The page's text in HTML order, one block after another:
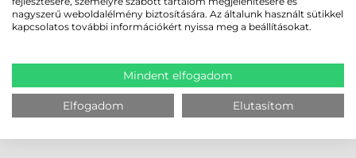
árkülönbség lehetővé teszi azoknak a vállalkozásoknak vagy
felhasználóknak, akiknek nincs szükségük vezeték nélküli kapcsolatra,
hogy költséghatékonyan szerezzenek be egy olyan eszközt, amely még
MEGBÍZHAT BENNÜNK! ISMERJE MEG
VÁSÁRLÓINK VÉLEMÉNYÉT
nagyszerű weboldalélmény biztosítására. Az általunk használt sütikkel
kapcsolatos további információkért nyissa meg a beállításokat.
Mindent elfogadom
Elfogadom Elutasítom